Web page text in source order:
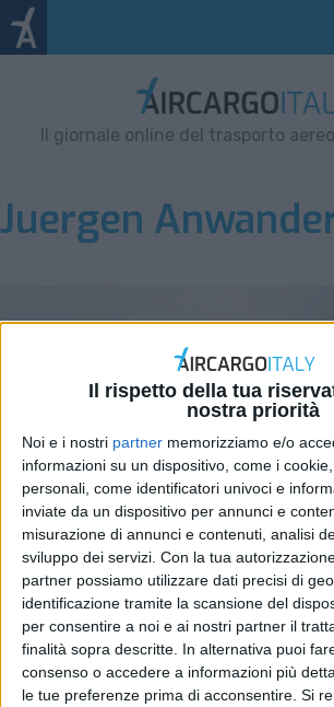
Il rispetto della tua
nostra priorità
Noi e i nostri partner memorizziamo e/o
informazioni su un dispositivo, come i
personali, come identificatori univoci e
inviate da un dispositivo per annunci e
misurazione di annunci e contenuti, analisi
sviluppo dei servizi. Con la tua
partner possiamo utilizzare dati precisi di
identificazione tramite la scansione del
per consentire a noi e ai nostri partner il
finalità sopra descritte. In alternativa puoi
consenso o accedere a informazioni più
le tue preferenze prima di acconsentire. Si
Il giornale online del trasporto
Juergen